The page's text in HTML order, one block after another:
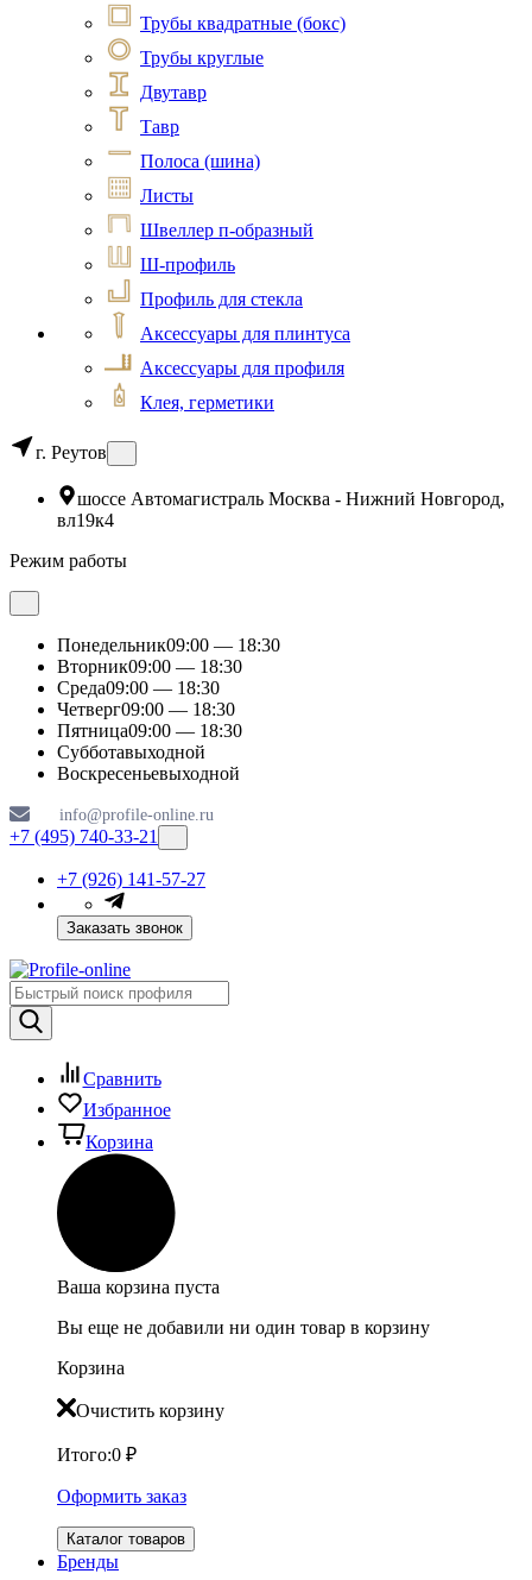
Трубы квадратные (бокс)
Трубы круглые
Двутавр
Тавр
Полоса (шина)
Листы
Швеллер п-образный
Ш-профиль
Профиль для стекла
Аксессуары для плинтуса
Аксессуары для профиля
Клея, герметики
г. Реутов
шоссе Автомагистраль Москва - Нижний Новгород,
вл19к4
Режим работы
Понедельник09:00 — 18:30
Вторник09:00 — 18:30
Среда09:00 — 18:30
Четверг09:00 — 18:30
Пятница09:00 — 18:30
Субботавыходной
Воскресеньевыходной
info@profile-online.ru
+7 (495) 740-33-21
+7 (926) 141-57-27
Заказать звонок
Сравнить
Избранное
Корзина
Ваша корзина пуста
Вы еще не добавили ни один товар в корзину
Корзина
Очистить корзину
Итого:0 ₽
Оформить заказ
Каталог товаров
Бренды